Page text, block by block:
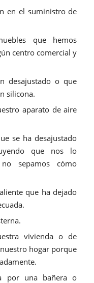
en el suministro de
que hemos
centro comercial y
desajustado o que
silicona.
aparato de aire
se ha desajustado
que nos lo
sepamos cómo
que ha dejado
vivienda o de
hogar porque
por una bañera o